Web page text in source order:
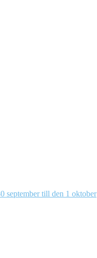
september till den 1 oktober